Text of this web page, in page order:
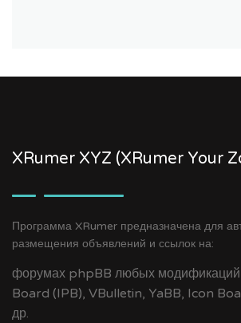
XRumer XYZ (XRumer Your
Программа XRumer предназначена для
размещения объявлений и ссылок на:
форумах phpBB любых
Board (IPB), VBulletin, YaBB, Icon
др.